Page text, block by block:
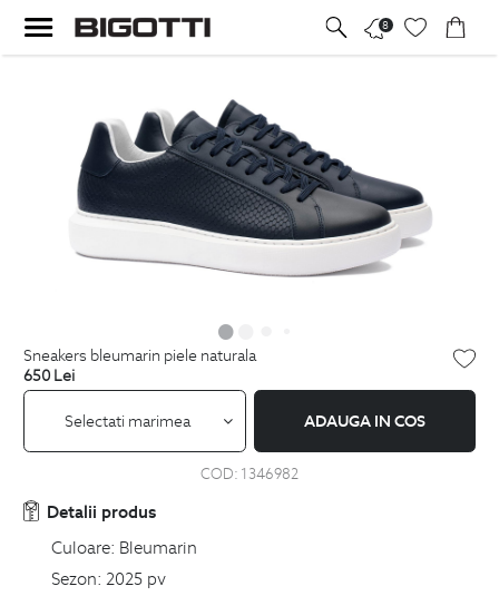
8
sneakers bleumarin piele naturala
650 Lei
Selectati marimea ADAUGA IN COS
COD: 1346982
Detalii produs
Culoare: Bleumarin
Sezon: 2025 pv